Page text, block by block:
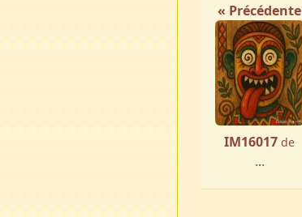
« Précédente
IM16017 de
...